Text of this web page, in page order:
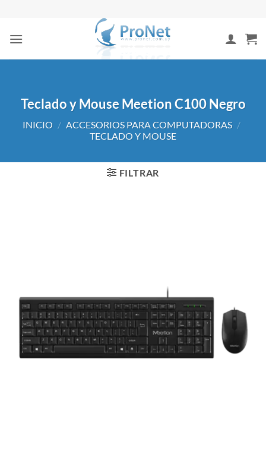
contenido
Teclado y Mouse Meetion C100 Negro
INICIO / ACCESORIOS PARA COMPUTADORAS /
TECLADO Y MOUSE
FILTRAR